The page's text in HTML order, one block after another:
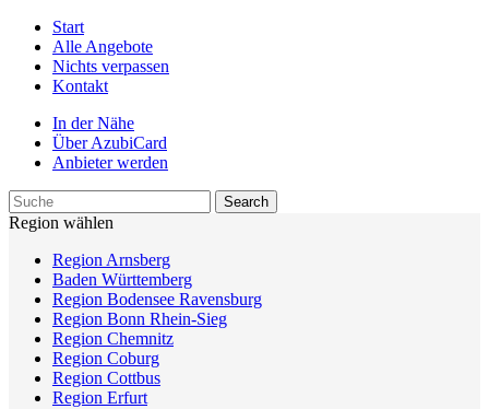
Start
Alle Angebote
Nichts verpassen
Kontakt
In der Nähe
Über AzubiCard
Anbieter werden
Region wählen
Region Arnsberg
Baden Württemberg
Region Bodensee Ravensburg
Region Bonn Rhein-Sieg
Region Chemnitz
Region Coburg
Region Cottbus
Region Erfurt